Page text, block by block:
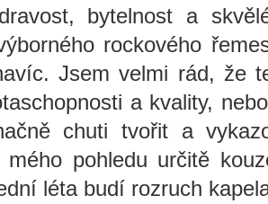
bytelnost a
rockového
Jsem velmi rád, že
a kvality,
chuti tvořit a
pohledu určitě
léta budí rozruch